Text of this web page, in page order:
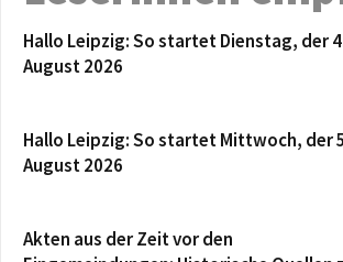
Hallo Leipzig: So startet Dienstag, der
August 2026
Hallo Leipzig: So startet Mittwoch, der
August 2026
Akten aus der Zeit vor den